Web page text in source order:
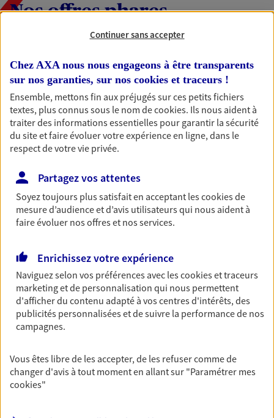
Nos offres phares
Épargne
Réalisez vos projets grâce à votre épargne : achat
immobilier, études des enfants ou voyage autour
du monde… Épargnez à votre rythme et
simplement, selon votre profil.
Préparez sereinement ce nouveau chapitre de
votre vie avec les conseils d'un expert. Découvrez
notre solution PER (Plan Epargne Retraite)
spécialement conçue pour la retraite.
Santé
Couvrez vos dépenses de santé ainsi que celles de
votre famille avec la complémentaire santé qui
vous ressemble.
Prévoyance
Pour un avenir serein, assurez-vous avec notre
contrat prévoyance. Préservez vos proches en cas
d'accident ou de maladie en optant pour les
garanties incapacité temporaire totale de travail,
Continuer sans accepter
Chez AXA nous nous engageons à être transparents
sur nos garanties, sur nos cookies et traceurs !
Ensemble, mettons fin aux préjugés sur ces petits fichiers
textes, plus connus sous le nom decookies. Ils nous aident à
traiter des informations essentielles pour garantir la sécurité
du site et faire évoluer votre expérience en ligne, dans le
respect de votre vie privée.
Partagez vos attentes
Soyez toujours plus satisfait en acceptant lescookiesde
mesure d’audience et d’avis utilisateurs qui nous aident à
faire évoluer nos offres et nos services.
Enrichissez votre expérience
Naviguez selon vos préférences avec lescookies et traceurs
marketing et de personnalisation qui nous permettent
d'afficher du contenu adapté à vos centres d'intérêts, des
publicités personnalisées et de suivre la performance de nos
campagnes.
Vous êtes libre de les accepter, de les refuser comme de
changer d'avis à tout moment en allant sur "Paramétrer mes
cookies"